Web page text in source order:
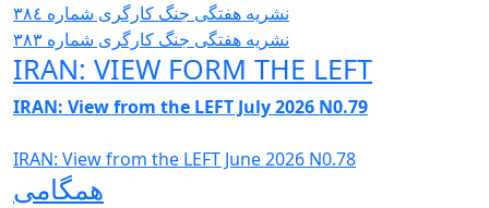
نشریە هفتگی جنگ کارگری شمارە ٣٨٤
نشریە هفتگی جنگ کارگری شمارە ٣٨٣
IRAN: VIEW FORM THE LEFT
IRAN: View from the LEFT July 2026 N0.79
IRAN: View from the LEFT June 2026 N0.78
همگامی